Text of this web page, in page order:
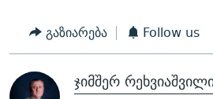
გაზიარება Follow us
ჯიმშერ